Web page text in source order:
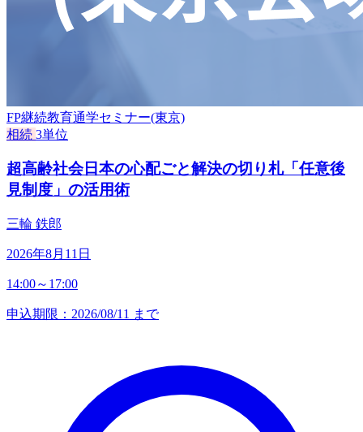
FP継続教育通学セミナー(東京)
相続 3単位
超高齢社会日本の心配ごと解決の切り札「任意後
見制度」の活用術
三輪 鉄郎
2026年8月11日
14:00～17:00
申込期限：2026/08/11 まで